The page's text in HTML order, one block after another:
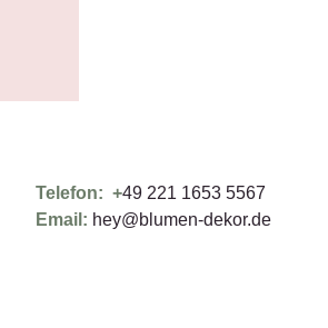
Telefon: +49 221 1653 5567
Email: hey@blumen-dekor.de